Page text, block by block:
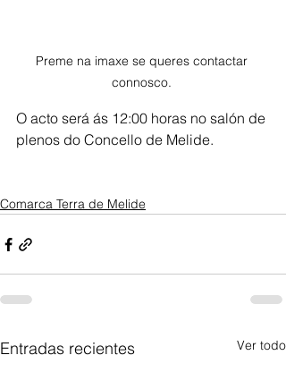
Preme na imaxe se queres contactar
connosco.
O acto será ás 12:00 horas no salón de
plenos do Concello de Melide.
Comarca Terra de Melide
Entradas recientes Ver todo